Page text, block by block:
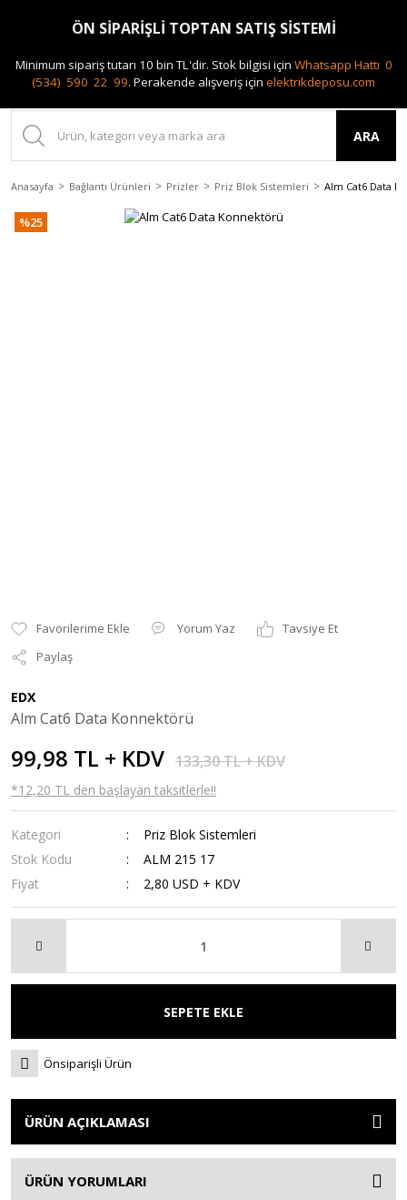
0(212) 240 87 88
ARA
Anasayfa Bağlantı Ürünleri Prizler Priz Blok Sistemleri Alm Cat6 Data
%25
Yorum Yaz
Tavsiye Et
Paylaş
EDX
Alm Cat6 Data Konnektörü
99,98 TL + KDV 133,30 TL + KDV
*12,20 TL den başlayan taksitlerle!!
Kategori
Priz Blok Sistemleri
Stok Kodu
ALM 215 17
Fiyat
2,80 USD + KDV
SEPETE EKLE
Önsiparişli Ürün
ÜRÜN AÇIKLAMASI
ÜRÜN YORUMLARI
ÖN SİPARİŞLİ TOPTAN SATIŞ SİSTEMİ
Minimum sipariş tutarı 10 bin TL'dir. Stok bilgisi için Whatsapp Hattı 0
(534) 590 22 99. Perakende alışveriş için elektrikdeposu.com